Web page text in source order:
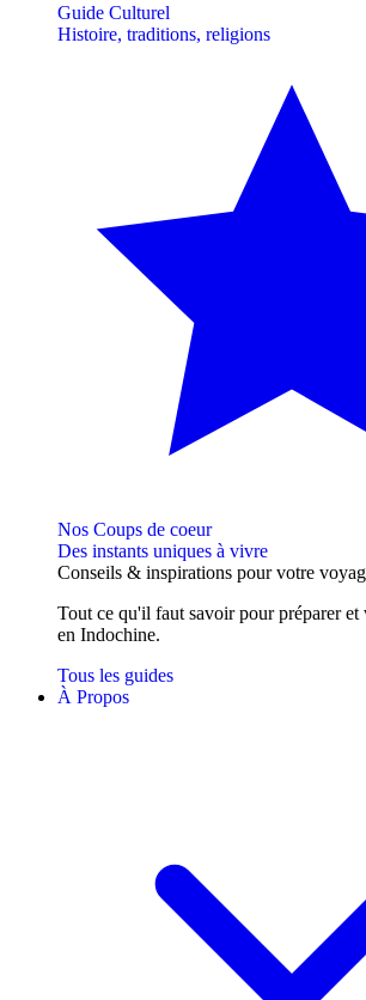
Guide Culturel
Histoire, traditions, religions
Nos Coups de coeur
Des instants uniques à vivre
Conseils & inspirations pour votre
Tout ce qu'il faut savoir pour préparer
en Indochine.
Tous les guides
À Propos